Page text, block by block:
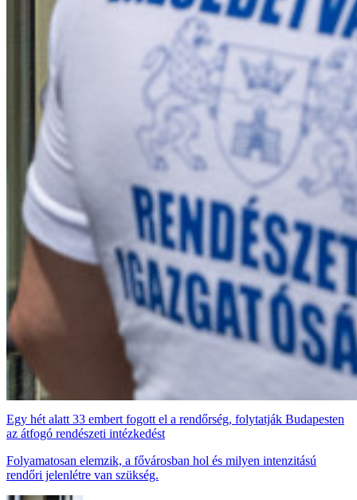
Egy hét alatt 33 embert fogott el a rendőrség, folytatják Budapesten
az átfogó rendészeti intézkedést
Folyamatosan elemzik, a fővárosban hol és milyen intenzitású
rendőri jelenlétre van szükség.